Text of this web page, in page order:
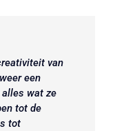
van
een
wat ze
tot de
tot